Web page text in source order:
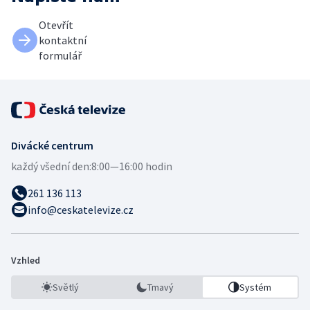
Otevřít
kontaktní
formulář
Divácké centrum
každý všední den:8:00—16:00 hodin
261 136 113
info@ceskatelevize.cz
Vzhled
Světlý Tmavý Systém